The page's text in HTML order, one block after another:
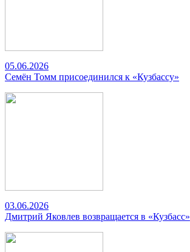
05.06.2026
Семён Томм присоединился к «Кузбассу»
03.06.2026
Дмитрий Яковлев возвращается в «Кузбасс»